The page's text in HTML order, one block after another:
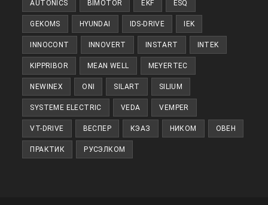
AUTONICS BIMOTOR EKF ESQ
GEKOMS HYUNDAI IDS-DRIVE IEK
INNOCONT INNOVERT INSTART INTEK
KIPPRIBOR MEAN WELL MEYERTEC
NEWINEX ONI SILART SILIUM
SYSTEME ELECTRIC VEDA VEMPER
VT-DRIVE ВЕСПЕР КЭАЗ НИКОМ ОВЕН
ПРАКТИК РУСЭЛКОМ